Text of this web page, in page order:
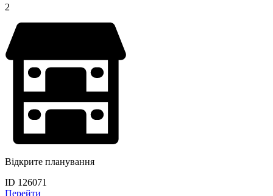
2
Відкрите планування
ID 126071
Перейти